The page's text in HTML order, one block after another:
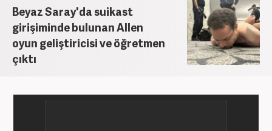
Beyaz Saray'da suikast
girişiminde bulunan Allen
oyun geliştiricisi ve öğretmen
çıktı